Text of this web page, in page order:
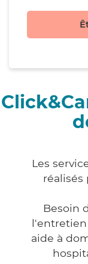
Les
réalisés
Besoin
l'entretien
aide à